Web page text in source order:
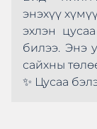
энэхүү
эхлэн
билээ. Энэ
сайхны
✨ Цусаа